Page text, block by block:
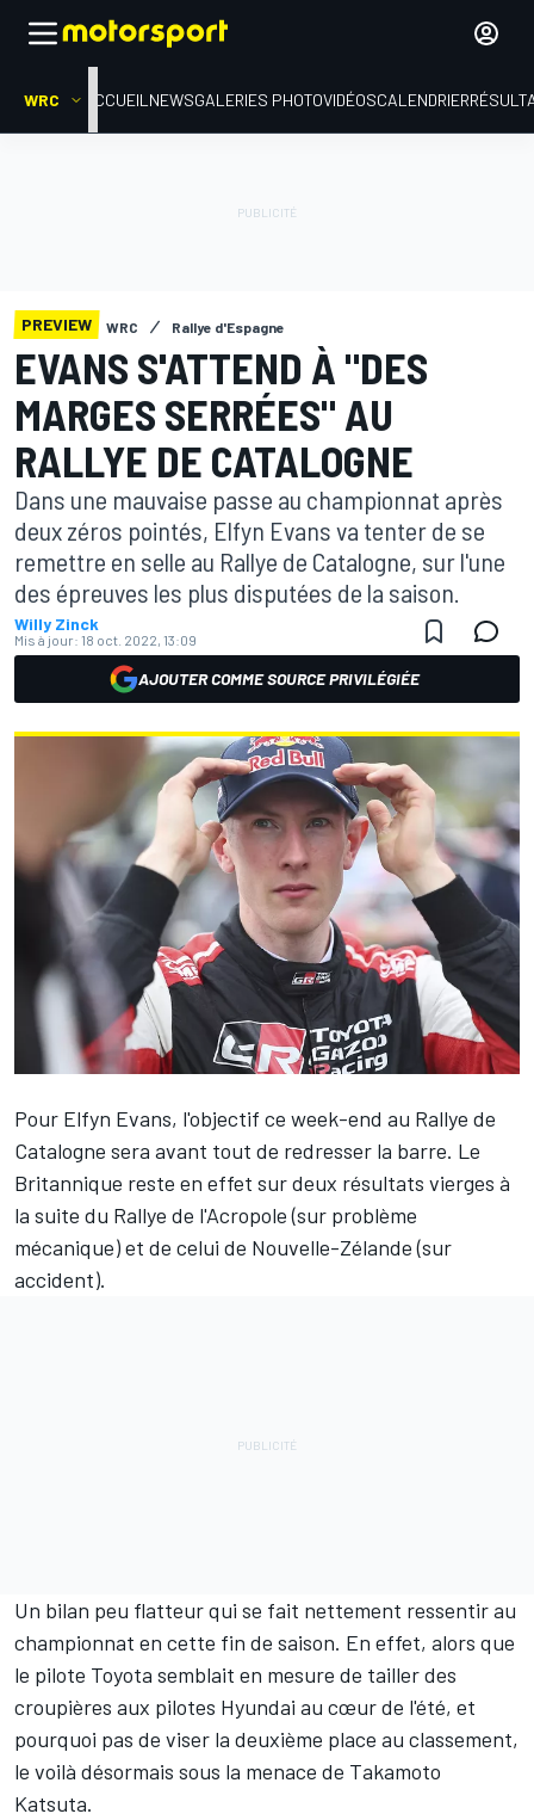
WRC ACCUEIL NEWSGALERIES PHOTOVIDÉOSCALENDRIER
PREVIEW WRC Rallye d'Espagne
EVANS S'ATTEND À "DES
MARGES SERRÉES" AU
RALLYE DE CATALOGNE
Dans une mauvaise passe au championnat après
deux zéros pointés, Elfyn Evans va tenter de se
remettre en selle au Rallye de Catalogne, sur l'une
des épreuves les plus disputées de la saison.
Willy Zinck
Mis à jour: 18 oct. 2022, 13:09
AJOUTER COMME SOURCE PRIVILÉGIÉE
Pour Elfyn Evans, l'objectif ce week-end au Rallye de
Catalogne sera avant tout de redresser la barre. Le
Britannique reste en effet sur deux résultats vierges à
la suite du Rallye de l'Acropole (sur problème
mécanique) et de celui de Nouvelle-Zélande (sur
accident).
Un bilan peu flatteur qui se fait nettement ressentir au
championnat en cette fin de saison. En effet, alors que
le pilote Toyota semblait en mesure de tailler des
croupières aux pilotes Hyundai au cœur de l'été, et
pourquoi pas de viser la deuxième place au classement,
le voilà désormais sous la menace de Takamoto
Katsuta.